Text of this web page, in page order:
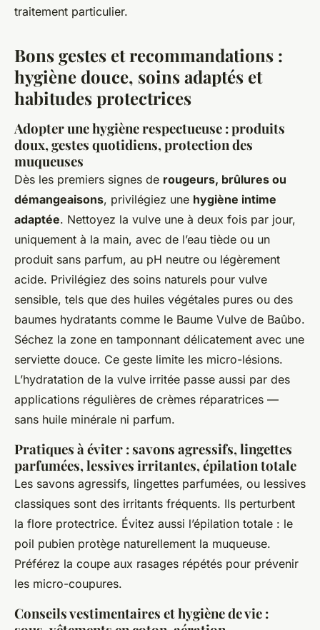
traitement particulier.
Bons gestes et recommandations :
hygiène douce, soins adaptés et
habitudes protectrices
Adopter une hygiène respectueuse : produits
doux, gestes quotidiens, protection des
muqueuses
Dès les premiers signes de rougeurs, brûlures ou
démangeaisons, privilégiez une hygiène intime
adaptée. Nettoyez la vulve une à deux fois par jour,
uniquement à la main, avec de l’eau tiède ou un
produit sans parfum, au pH neutre ou légèrement
acide. Privilégiez des soins naturels pour vulve
sensible, tels que des huiles végétales pures ou des
baumes hydratants comme le Baume Vulve de Baûbo.
Séchez la zone en tamponnant délicatement avec une
serviette douce. Ce geste limite les micro-lésions.
L’hydratation de la vulve irritée passe aussi par des
applications régulières de crèmes réparatrices —
sans huile minérale ni parfum.
Pratiques à éviter : savons agressifs, lingettes
parfumées, lessives irritantes, épilation totale
Les savons agressifs, lingettes parfumées, ou lessives
classiques sont des irritants fréquents. Ils perturbent
la flore protectrice. Évitez aussi l’épilation totale : le
poil pubien protège naturellement la muqueuse.
Préférez la coupe aux rasages répétés pour prévenir
les micro-coupures.
Conseils vestimentaires et hygiène de vie :